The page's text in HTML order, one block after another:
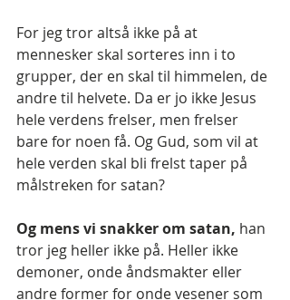
For jeg tror altså ikke på at
mennesker skal sorteres inn i to
grupper, der en skal til himmelen, de
andre til helvete. Da er jo ikke Jesus
hele verdens frelser, men frelser
bare for noen få. Og Gud, som vil at
hele verden skal bli frelst taper på
målstreken for satan?
Og mens vi snakker om satan, han
tror jeg heller ikke på. Heller ikke
demoner, onde åndsmakter eller
andre former for onde vesener som